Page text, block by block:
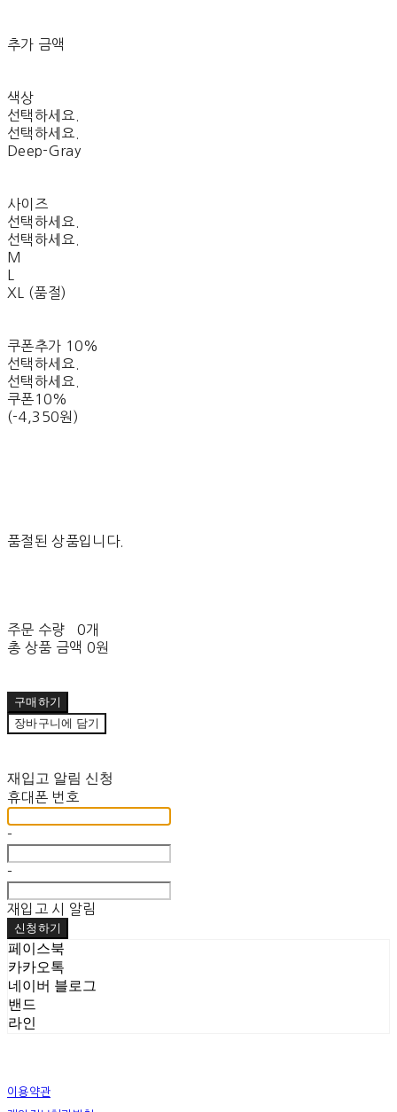
추가 금액
색상
선택하세요.
선택하세요.
Deep-Gray
사이즈
선택하세요.
선택하세요.
M
XL (품절)
쿠폰추가 10%
선택하세요.
선택하세요.
쿠폰10%
(-4,350원)
품절된 상품입니다.
주문 수량
0개
총 상품 금액 0원
구매하기
장바구니에 담기
재입고 알림 신청
휴대폰 번호
-
-
재입고 시 알림
신청하기
페이스북
카카오톡
네이버 블로그
밴드
라인
이용약관